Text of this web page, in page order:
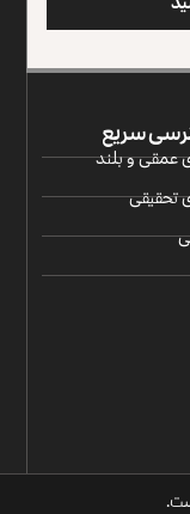
سریع
عمقی و بلند
تحقیقی